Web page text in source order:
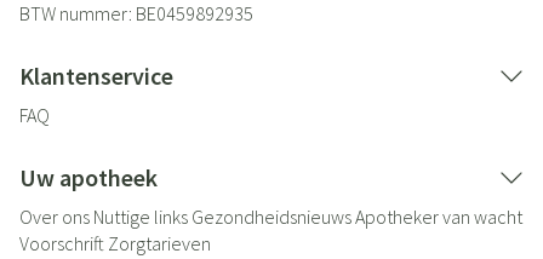
BTW nummer: BE0459892935
Klantenservice
FAQ
Uw apotheek
Over ons Nuttige links GezondheidsnieuwsApotheker van wacht
Voorschrift Zorgtarieven